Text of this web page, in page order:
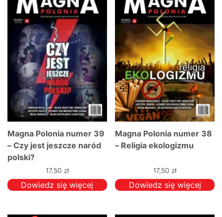
Magna Polonia numer 39
– Czy jest jeszcze naród
polski?
17,50 zł
Dowiedz się więcej
Magna Polonia numer 38
– Religia ekologizmu
17,50zł
Dowiedz się więcej